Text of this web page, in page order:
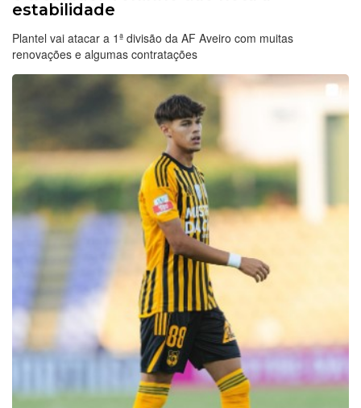
estabilidade
Plantel vai atacar a 1ª divisão da AF Aveiro com muitas
renovações e algumas contratações